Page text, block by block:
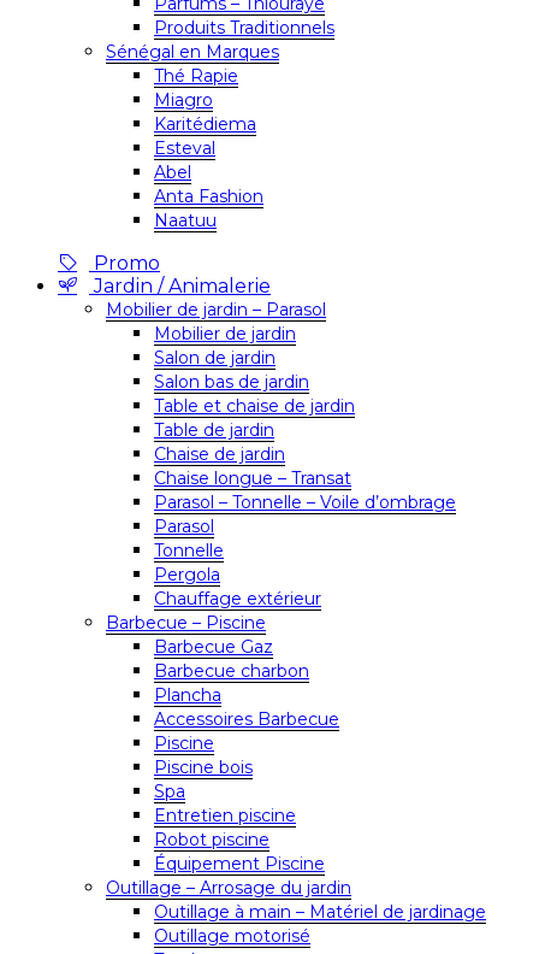
Produits Traditionnels
Sénégal en Marques
Thé Rapie
Miagro
Karitédiema
Esteval
Abel
Anta Fashion
Naatuu
Promo
Jardin / Animalerie
Mobilier de jardin – Parasol
Mobilier de jardin
Salon de jardin
Salon bas de jardin
Table et chaise de jardin
Table de jardin
Chaise de jardin
Chaise longue – Transat
Parasol – Tonnelle – Voile d’ombrage
Parasol
Tonnelle
Pergola
Chauffage extérieur
Barbecue – Piscine
Barbecue Gaz
Barbecue charbon
Plancha
Accessoires Barbecue
Piscine
Piscine bois
Spa
Entretien piscine
Robot piscine
Équipement Piscine
Outillage – Arrosage du jardin
Outillage à main – Matériel de jardinage
Outillage motorisé